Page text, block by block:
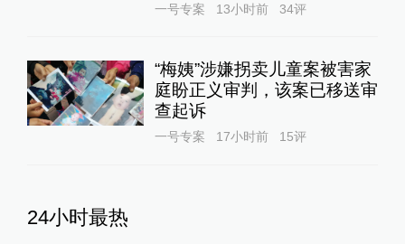
一号专案 13小时前 34评
“梅姨”涉嫌拐卖儿童案被害家
庭盼正义审判，该案已移送审
查起诉
一号专案 17小时前 15评
24小时最热